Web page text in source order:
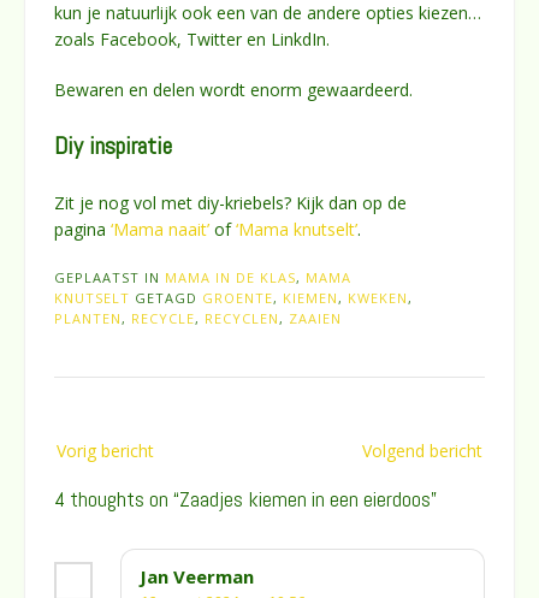
kun je natuurlijk ook een van de andere opties kiezen…
zoals Facebook, Twitter en LinkdIn.
Bewaren en delen wordt enorm gewaardeerd.
Diy inspiratie
Zit je nog vol met diy-kriebels? Kijk dan op de
pagina ‘Mama naait’ of‘Mama knutselt’.
GEPLAATST IN MAMA IN DE KLAS, MAMA
KNUTSELT GETAGD GROENTE, KIEMEN, KWEKEN,
PLANTEN, RECYCLE, RECYCLEN, ZAAIEN
navigatie
Vorig bericht Volgend bericht
4 thoughts on “Zaadjes kiemen in een eierdoos”
Jan Veerman